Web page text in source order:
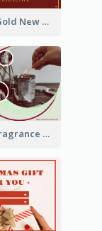
Red And Gold New Year Celebration Gift Card
Modern Fragrance Candle Gift Voucher Design